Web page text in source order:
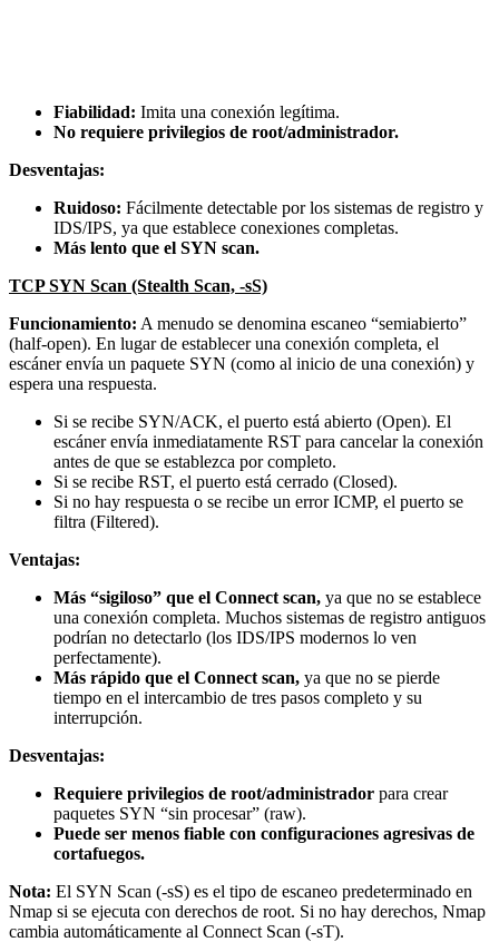
Fiabilidad: Imita una conexión legítima.
No requiere privilegios de root/administrador.
Desventajas:
Ruidoso: Fácilmente detectable por los sistemas de registro y
IDS/IPS, ya que establece conexiones completas.
Más lento que el SYN scan.
TCP SYN Scan (Stealth Scan, -sS)
Funcionamiento: A menudo se denomina escaneo “semiabierto”
(half-open). En lugar de establecer una conexión completa, el
escáner envía un paquete SYN (como al inicio de una conexión) y
espera una respuesta.
Si se recibe SYN/ACK, el puerto está abierto (Open). El
escáner envía inmediatamente RST para cancelar la conexión
antes de que se establezca por completo.
Si se recibe RST, el puerto está cerrado (Closed).
Si no hay respuesta o se recibe un error ICMP, el puerto se
filtra (Filtered).
Ventajas:
Más “sigiloso” que el Connect scan, ya que no se establece
una conexión completa. Muchos sistemas de registro antiguos
podrían no detectarlo (los IDS/IPS modernos lo ven
perfectamente).
Más rápido que el Connect scan, ya que no se pierde
tiempo en el intercambio de tres pasos completo y su
interrupción.
Desventajas:
Requiere privilegios de root/administrador para crear
paquetes SYN “sin procesar” (raw).
Puede ser menos fiable con configuraciones agresivas de
cortafuegos.
Nota: El SYN Scan (-sS) es el tipo de escaneo predeterminado en
Nmap si se ejecuta con derechos de root. Si no hay derechos, Nmap
cambia automáticamente al Connect Scan (-sT).